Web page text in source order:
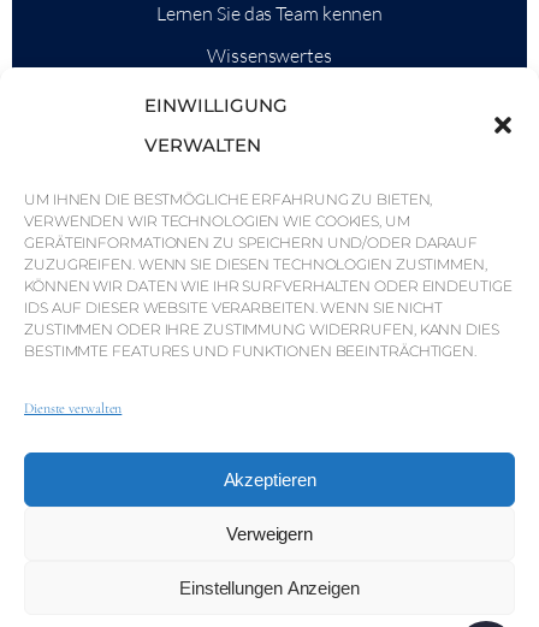
EINWILLIGUNG
VERWALTEN
UM IHNEN DIE BESTMÖGLICHE ERFAHRUNG ZU BIETEN,
VERWENDEN WIR TECHNOLOGIEN WIE COOKIES, UM
GERÄTEINFORMATIONEN ZU SPEICHERN UND/ODER DARAUF
ZUZUGREIFEN. WENN SIE DIESEN TECHNOLOGIEN ZUSTIMMEN,
KÖNNEN WIR DATEN WIE IHR SURFVERHALTEN ODER EINDEUTIGE
IDS AUF DIESER WEBSITE VERARBEITEN. WENN SIE NICHT
ZUSTIMMEN ODER IHRE ZUSTIMMUNG WIDERRUFEN, KANN DIES
BESTIMMTE FEATURES UND FUNKTIONEN BEEINTRÄCHTIGEN.
Dienste verwalten
Akzeptieren
Verweigern
Einstellungen Anzeigen
Lernen Sie das Team kennen
Wissenswertes
Savills
Marktinformationen
Nachrichten & Veranstaltungen
Karten der Region
Gemeinschaft
Karriere
Alle Rechte vorbehalten 2026.
DatenschutzerklärungImpressumAGB
Whistleblowing-Kanal
© QP Savills – Mills & Mills Lda. Alle Rechte vorbehalten.